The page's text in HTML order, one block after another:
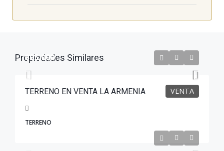
Propiedades Similares
VENTA
$95,000
TERRENO EN VENTA LA ARMENIA
TERRENO